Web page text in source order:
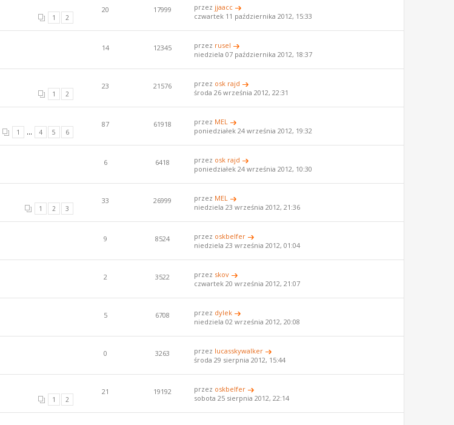
1 2
20 17999 przez jjaacc
czwartek 11 października 2012, 15:33
14 12345 przez rusel
niedziela 07 października 2012, 18:37
1 2
23 21576 przez osk rajd
środa 26 września 2012, 22:31
1 ... 4 5 6
87 61918 przez MEL
poniedziałek 24 września 2012, 19:32
6 6418 przez osk rajd
poniedziałek 24 września 2012, 10:30
1 2 3
33 26999 przez MEL
niedziela 23 września 2012, 21:36
9 8524 przez oskbelfer
niedziela 23 września 2012, 01:04
2 3522 przez skov
czwartek 20 września 2012, 21:07
5 6708 przez dylek
niedziela 02 września 2012, 20:08
0 3263 przez lucasskywalker
środa 29 sierpnia 2012, 15:44
1 2
21 19192 przez oskbelfer
sobota 25 sierpnia 2012, 22:14